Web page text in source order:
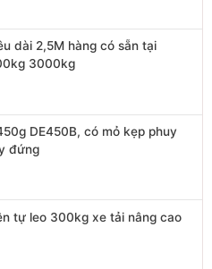
dài 2,5M hàng có sẵn tại
3000kg
DE450B, có mỏ kẹp phuy
đứng
tự leo 300kg xe tải nâng cao